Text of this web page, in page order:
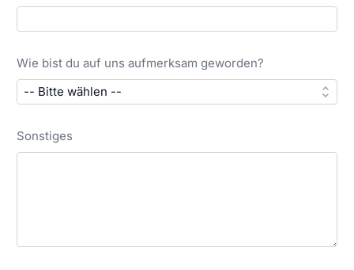
Wie bist du auf uns aufmerksam geworden?
Sonstiges